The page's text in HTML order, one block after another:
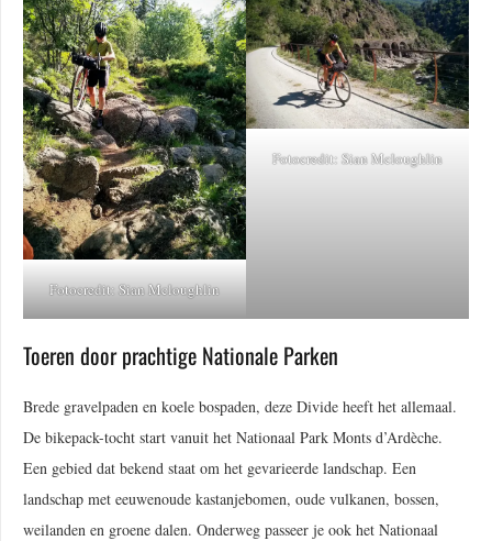
Fotocredit: Sian Mcloughlin
Fotocredit: Sian Mcloughlin
Toeren door prachtige Nationale Parken
Brede gravelpaden en koele bospaden, deze Divide heeft het allemaal.
De bikepack-tocht start vanuit het Nationaal Park Monts d’Ardèche.
Een gebied dat bekend staat om het gevarieerde landschap. Een
landschap met eeuwenoude kastanjebomen, oude vulkanen, bossen,
weilanden en groene dalen. Onderweg passeer je ook het Nationaal